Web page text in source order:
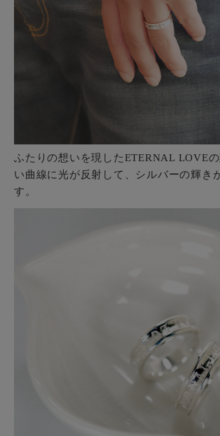
ふたりの想いを現したETERNAL LOVE
い曲線に光が反射して、シルバーの輝き
す。